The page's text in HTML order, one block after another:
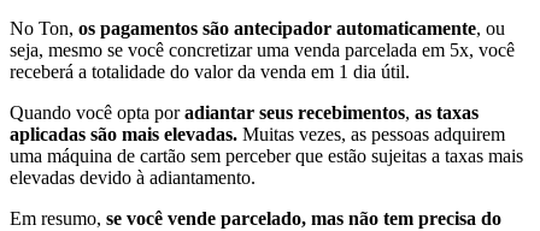
No Ton, os pagamentos são antecipador automaticamente, ou
seja, mesmo se você concretizar uma venda parcelada em 5x, você
receberá a totalidade do valor da venda em 1 dia útil.
Quando você opta poradiantar seus recebimentos, as taxas
aplicadas são mais elevadas. Muitas vezes, as pessoas adquirem
uma máquina de cartão sem perceber que estão sujeitas a taxas mais
elevadas devido à adiantamento.
Em resumo, se você vende parcelado, mas não tem precisa do